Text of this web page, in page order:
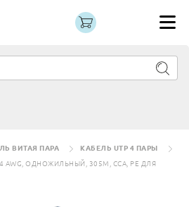
ВИТАЯ ПАРА
КАБЕЛЬ UTP 4 ПАРЫ
AWG, ОДНОЖИЛЬНЫЙ, 305М, CCA, PE ДЛЯ